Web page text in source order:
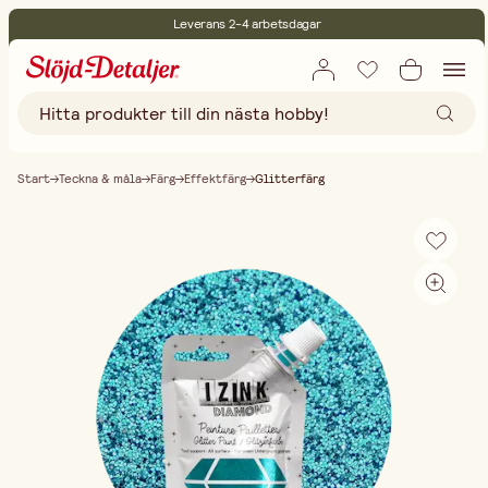
Leverans 2-4 arbetsdagar
Fri frakt vid köp över 499:-
Start Teckna & måla Färg Effektfärg Glitterfärg